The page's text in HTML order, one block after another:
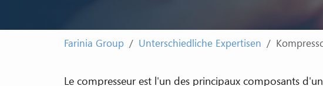
Farinia Group Unterschiedliche Expertisen
Le compresseur est l'un des principaux composants